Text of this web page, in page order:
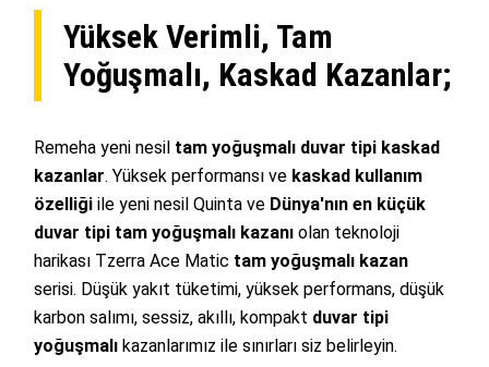
Yüksek Verimli, Tam
Yoğuşmalı, Kaskad Kazanlar;
Remeha yeni nesil tam yoğuşmalı duvar tipi kaskad
kazanlar. Yüksek performansı ve kaskad kullanım
özelliği ile yeni nesil Quinta ve Dünya'nın en küçük
duvar tipi tam yoğuşmalı kazanı olan teknoloji
harikası Tzerra Ace Matic tam yoğuşmalı kazan
serisi. Düşük yakıt tüketimi, yüksek performans, düşük
karbon salımı, sessiz, akıllı, kompakt duvar tipi
yoğuşmalı kazanlarımız ile sınırları siz belirleyin.